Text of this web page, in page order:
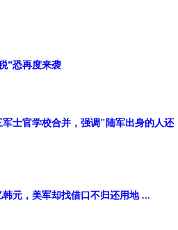
”恐再度来袭
士官学校合并，强调"陆军出身的人还
元，美军却找借口不归还用地 ...